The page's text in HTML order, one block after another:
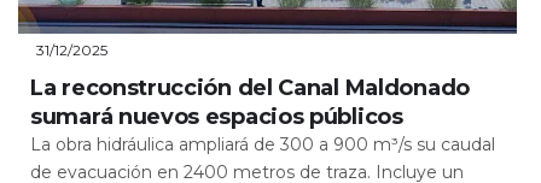
31/12/2025
La reconstrucción del Canal Maldonado
sumará nuevos espacios públicos
La obra hidráulica ampliará de 300 a 900 m³/s su caudal
de evacuación en 2400 metros de traza. Incluye un